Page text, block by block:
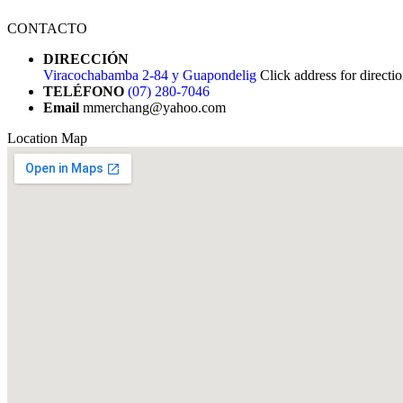
CONTACTO
DIRECCIÓN
Viracochabamba 2-84 y Guapondelig Click address for
TELÉFONO (07) 280-7046
Email mmerchang@yahoo.com
Location Map